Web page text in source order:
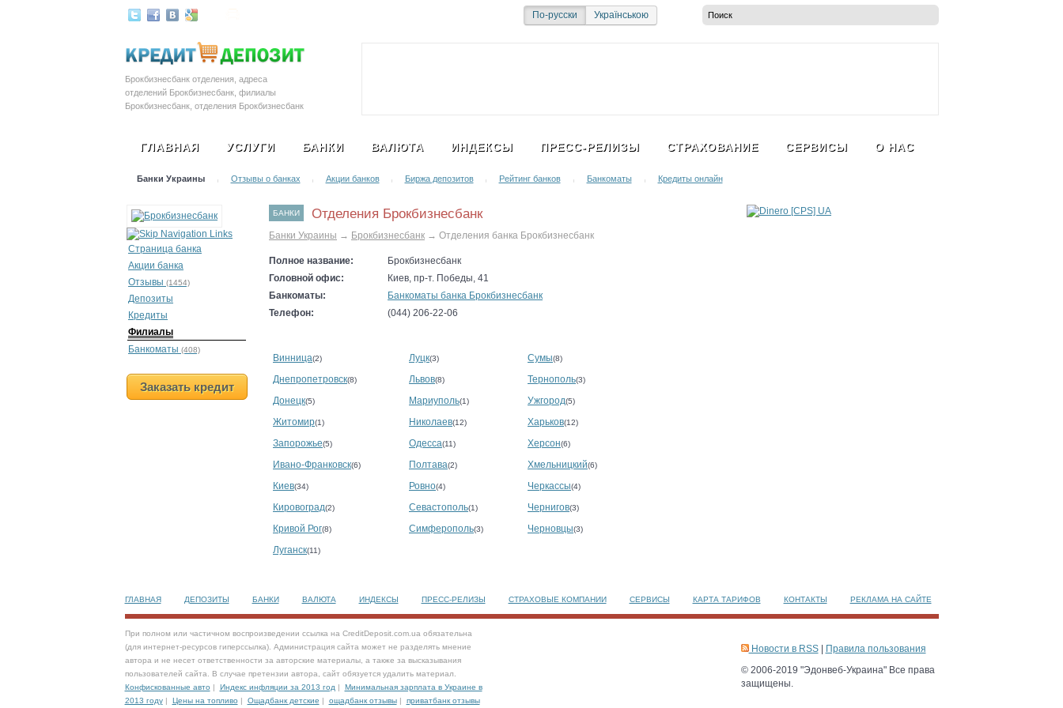
По-русски Українською
Брокбизнесбанк отделения, адреса
отделений Брокбизнесбанк, филиалы
Брокбизнесбанк, отделения Брокбизнесбанк
ГЛАВНАЯ УСЛУГИ БАНКИ ВАЛЮТА ИНДЕКСЫ ПРЕСС-РЕЛИЗЫ СТРАХОВАНИЕ СЕРВИСЫ О НАС
Банки Украины | Отзывы о банках | Акции банков | Биржа депозитов | Рейтинг банков | Банкоматы | Кредиты онлайн
Страница банка
Акции банка
Отзывы (1454)
Депозиты
Кредиты
Филиалы
Банкоматы (408)
Заказать кредит
БАНКИ Отделения Брокбизнесбанк
Банки Украины → Брокбизнесбанк → Отделения банка Брокбизнесбанк
Полное название:
Брокбизнесбанк
Головной офис:
Киев, пр-т. Победы, 41
Банкоматы:
Банкоматы банка Брокбизнесбанк
Телефон:
(044) 206-22-06
Винница(2) Луцк(3) Сумы(8)
Днепропетровск(8) Львов(8) Тернополь(3)
Донецк(5) Мариуполь(1) Ужгород(5)
Житомир(1) Николаев(12) Харьков(12)
Запорожье(5) Одесса(11) Херсон(6)
Ивано-Франковск(6) Полтава(2) Хмельницкий(6)
Киев(34) Ровно(4) Черкассы(4)
Кировоград(2) Севастополь(1) Чернигов(3)
Кривой Рог(8) Симферополь(3) Черновцы(3)
Луганск(11)
ГЛАВНАЯ ДЕПОЗИТЫ БАНКИ ВАЛЮТА ИНДЕКСЫ ПРЕСС-РЕЛИЗЫ СТРАХОВЫЕ КОМПАНИИ СЕРВИСЫ КАРТА ТАРИФОВ КОНТАКТЫ РЕКЛАМА НА САЙТЕ
При полном или частичном воспроизведении ссылка на CreditDeposit.com.ua обязательна
(для интернет-ресурсов гиперссылка). Администрация сайта может не разделять мнение
автора и не несет ответственности за авторские материалы, а также за высказывания
пользователей сайта. В случае претензии автора, сайт обязуется удалить материал.
Конфискованные авто | Индекс инфляции за 2013 год | Минимальная зарплата в Украине в
2013 году| Цены на топливо | Ощадбанк детские | ощадбанк отзывы| приватбанк отзывы
Новости в RSS|
Правила пользования
© 2006-2019 "Эдонвеб-Украина" Все права
защищены.